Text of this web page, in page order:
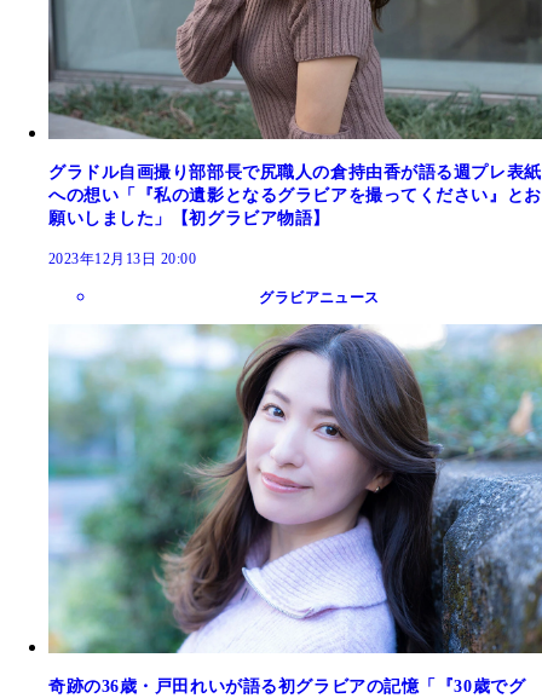
グラドル自画撮り部部長で尻職人の倉持由香が語る週プレ表紙
への想い「『私の遺影となるグラビアを撮ってください』とお
願いしました」【初グラビア物語】
2023年12月13日 20:00
グラビアニュース
奇跡の36歳・戸田れいが語る初グラビアの記憶「『30歳でグ